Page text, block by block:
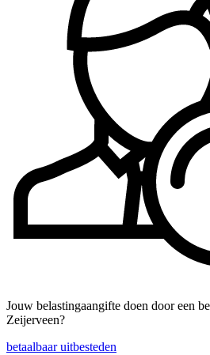
Jouw belastingaangifte doen door een
Zeijerveen?
betaalbaar uitbesteden